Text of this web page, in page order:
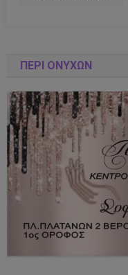
ΠΕΡΊ ΟΝΎΧΩΝ